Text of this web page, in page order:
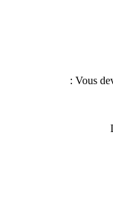
Vous